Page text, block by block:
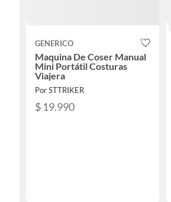
GENERICO
Maquina De Coser Manual
Mini Portátil Costuras
Viajera
Por STTRIKER
$ 19.990